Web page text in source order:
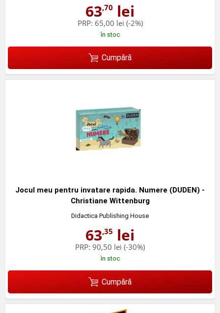
63,70 lei
PRP: 65,00 lei (-2%)
în stoc
Cumpără
Jocul meu pentru invatare rapida. Numere (DUDEN) -
Christiane Wittenburg
Didactica Publishing House
63,35 lei
PRP: 90,50 lei (-30%)
în stoc
Cumpără